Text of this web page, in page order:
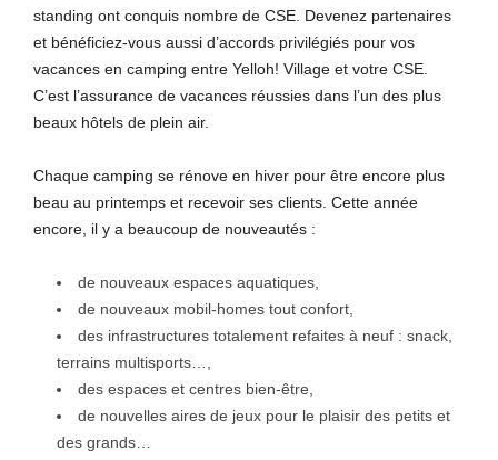
standing ont conquis nombre de CSE. Devenez partenaires
et bénéficiez-vous aussi d’accords privilégiés pour vos
vacances en camping entre Yelloh! Village et votre CSE.
C’est l’assurance de vacances réussies dans l’un des plus
beaux hôtels de plein air.
Chaque camping se rénove en hiver pour être encore plus
beau au printemps et recevoir ses clients. Cette année
encore, il y a beaucoup de nouveautés :
de nouveaux espaces aquatiques,
de nouveaux mobil-homes tout confort,
des infrastructures totalement refaites à neuf : snack,
terrains multisports…,
des espaces et centres bien-être,
de nouvelles aires de jeux pour le plaisir des petits et
des grands…